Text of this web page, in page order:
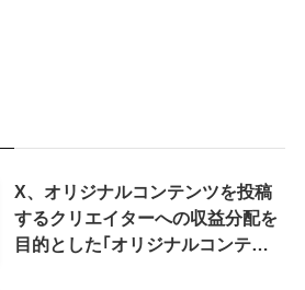
X、オリジナルコンテンツを投稿
するクリエイターへの収益分配を
目的とした｢オリジナルコンテン